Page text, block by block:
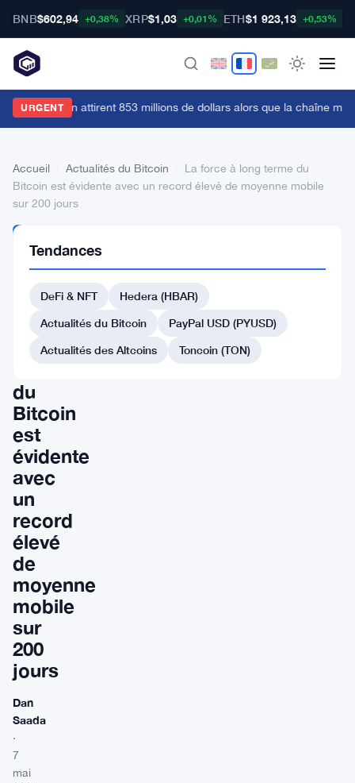
BNB$602,94 +0,38% XRP$1,03 +0,01% ETH$1 923,13 +0,53%
URGENT
ETF Bitcoin attirent 853 millions de dollars alors que la chaîne
Accueil Actualités du Bitcoin
La force à long terme du
Bitcoin est évidente avec un record élevé de moyenne mobile
sur 200 jours
DU BITCOIN
force
long
terme
du
Bitcoin
est
évidente
avec
un
record
élevé
de
moyenne
mobile
sur
200
jours
Dan
Saada
·
7
mai
Tendances
DeFi & NFT
Hedera (HBAR)
Actualités du Bitcoin
PayPal USD (PYUSD)
Actualités des Altcoins
Toncoin (TON)